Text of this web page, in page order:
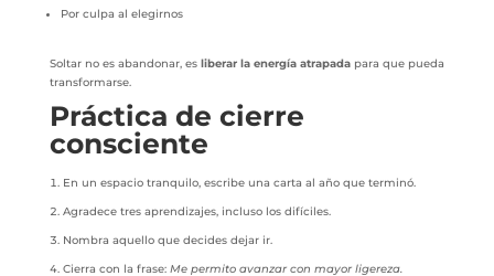
Por culpa al elegirnos
Soltar no es abandonar, es liberar la energía atrapadapara que pueda
transformarse.
Práctica de cierre
consciente
En un espacio tranquilo, escribe una carta al año que terminó.
Agradece tres aprendizajes, incluso los difíciles.
Nombra aquello que decides dejar ir.
Cierra con la frase: Me permito avanzar con mayor ligereza.